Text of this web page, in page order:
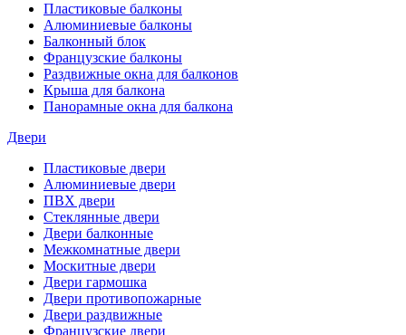
Пластиковые балконы
Алюминиевые балконы
Балконный блок
Французские балконы
Раздвижные окна для балконов
Крыша для балкона
Панорамные окна для балкона
Двери
Пластиковые двери
Алюминиевые двери
ПВХ двери
Стеклянные двери
Двери балконные
Межкомнатные двери
Москитные двери
Двери гармошка
Двери противопожарные
Двери раздвижные
Французские двери